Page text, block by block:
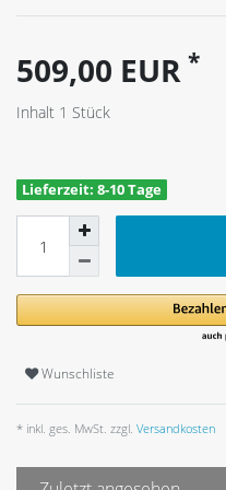
509,00 EUR *
Inhalt 1 Stück
Lieferzeit: 8-10 Tage
Wunschliste
* inkl. ges. MwSt. zzgl. Versandkosten